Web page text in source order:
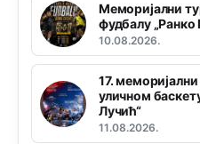
Меморијални
фудбалу „Ранко
10.08.2026.
17.
уличном
Лучић“
11.08.2026.